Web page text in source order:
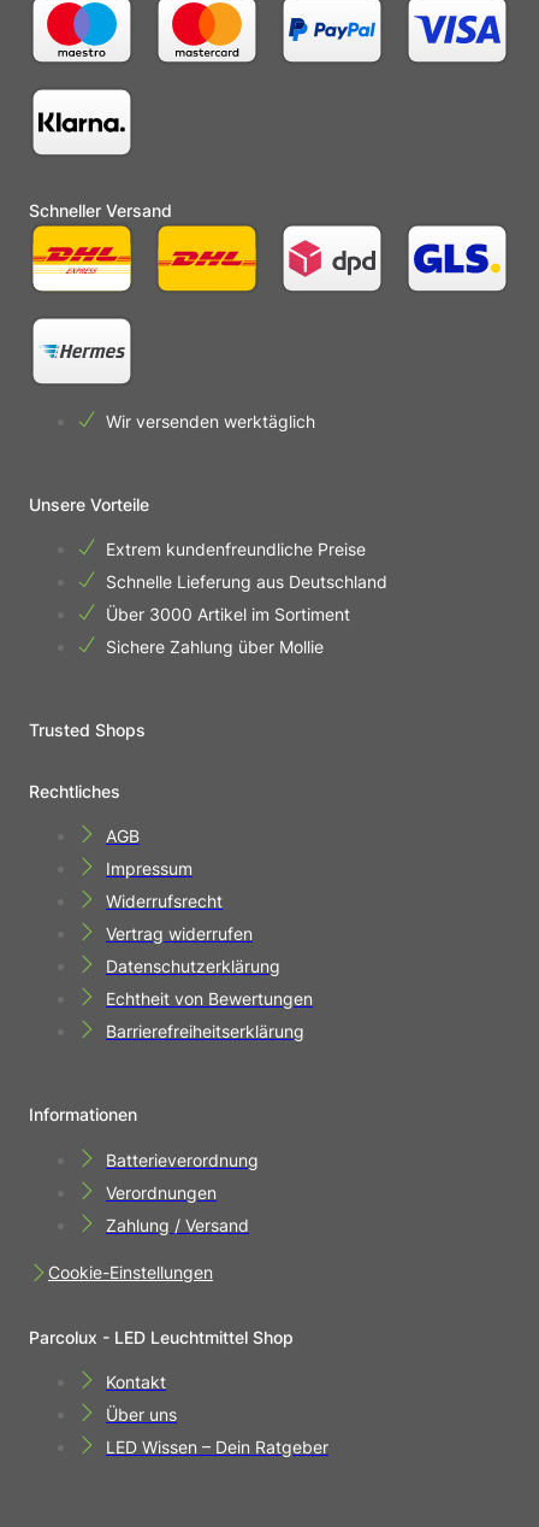
Schneller Versand
Wir versenden werktäglich
Unsere Vorteile
Extrem kundenfreundliche Preise
Schnelle Lieferung aus Deutschland
Über 3000 Artikel im Sortiment
Sichere Zahlung über Mollie
Trusted Shops
Rechtliches
AGB
Impressum
Widerrufsrecht
Vertrag widerrufen
Datenschutzerklärung
Echtheit von Bewertungen
Barrierefreiheitserklärung
Informationen
Batterieverordnung
Verordnungen
Zahlung / Versand
Cookie-Einstellungen
Parcolux - LED Leuchtmittel Shop
Kontakt
Über uns
LED Wissen – Dein Ratgeber